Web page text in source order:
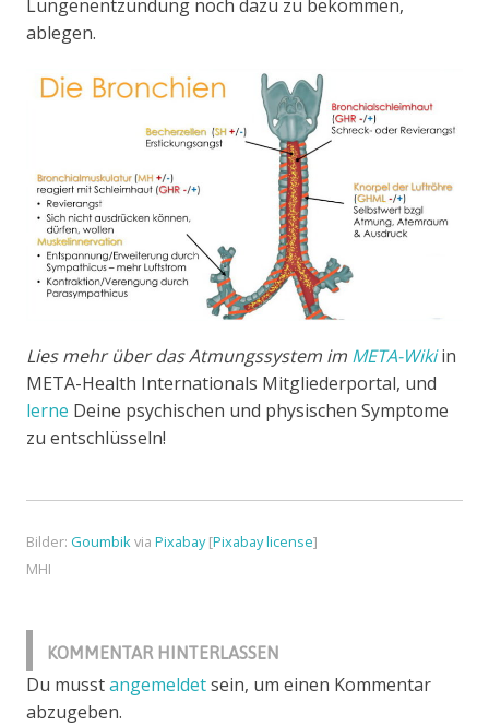
Lungenentzündung noch dazu zu bekommen,
ablegen.
Lies mehr über das Atmungssystem im META-Wikiin
META-Health Internationals Mitgliederportal, und
lerne Deine psychischen und physischen Symptome
zu entschlüsseln!
Bilder: Goumbikvia Pixabay[Pixabay license]
MHI
biologische
Naturgesetze
Bronchitis
KOMMENTAR HINTERLASSEN
Du musstangemeldetsein, um einen Kommentar
abzugeben.